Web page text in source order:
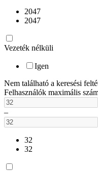
2047
2047
Vezeték nélküli
Igen
Nem található a keresési
Felhasználók maximális
–
32
32